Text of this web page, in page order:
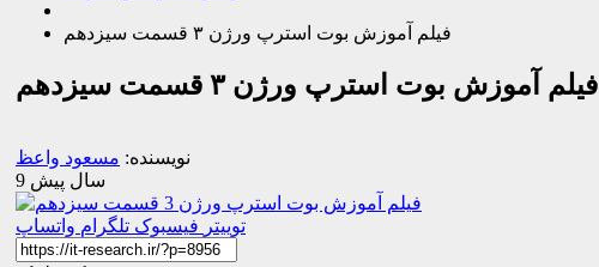
فیلم آموزش بوت استرپ ورژن ۳ قسمت سیزدهم
فیلم آموزش بوت استرپ ورژن ۳ قسمت سیزدهم
نویسنده: مسعود واعظ
9 سال پیش
توییتر فیسبوک تلگرام واتساپ